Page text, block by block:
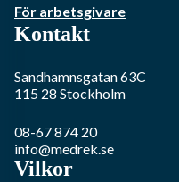
För arbetsgivare
Kontakt
Sandhamnsgatan 63C
115 28 Stockholm
08-67 874 20
info@medrek.se
Vilkor